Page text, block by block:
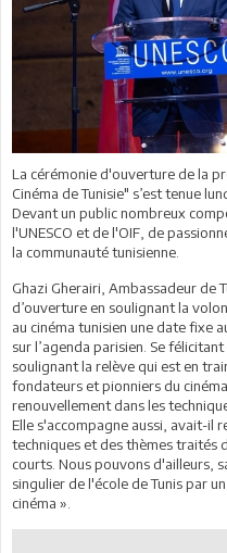
La cérémonie d'ouverture de la
Cinéma de Tunisie" s’est tenue
Devant un public nombreux
l'UNESCO et de l'OIF, de
la communauté tunisienne.
Ghazi Gherairi, Ambassadeur de
d’ouverture en soulignant la
au cinéma tunisien une date fixe
sur l’agenda parisien. Se
soulignant la relève qui est en
fondateurs et pionniers du
renouvellement dans les
Elle s'accompagne aussi, avait-il
techniques et des thèmes traités
courts. Nous pouvons d'ailleurs,
singulier de l'école de Tunis par
cinéma ».